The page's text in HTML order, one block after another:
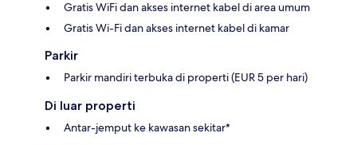
Gratis WiFi dan akses internet kabel di area umum
Gratis Wi-Fi dan akses internet kabel di kamar
Parkir
Parkir mandiri terbuka di properti (EUR 5 per hari)
Di luar properti
Antar-jemput ke kawasan sekitar*